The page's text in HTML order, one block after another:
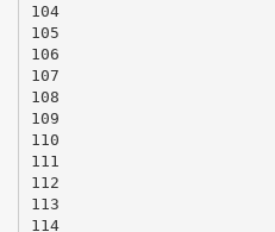
104
105
106
107
108
109
110
111
112
113
114